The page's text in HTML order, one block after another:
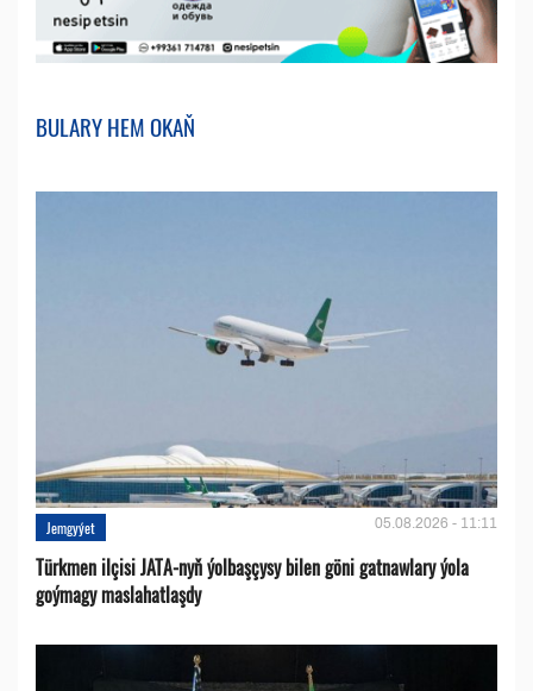
BULARY HEM OKAŇ
Jemgyýet 05.08.2026 - 11:11
Türkmen ilçisi JATA-nyň ýolbaşçysy bilen göni gatnawlary ýola
goýmagy maslahatlaşdy